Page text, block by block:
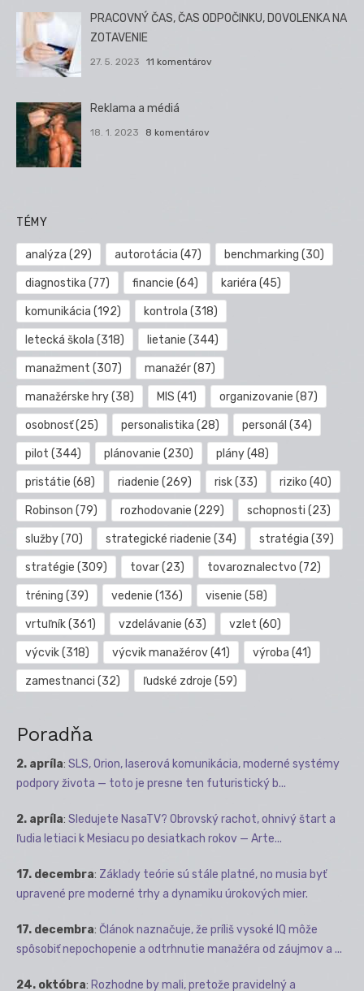
PRACOVNÝ ČAS, ČAS ODPOČINKU, DOVOLENKA NA
ZOTAVENIE
27. 5. 2023 11 komentárov
Reklama a médiá
18. 1. 2023 8 komentárov
TÉMY
analýza (29) autorotácia (47) benchmarking (30)
diagnostika (77) financie (64) kariéra (45)
komunikácia (192) kontrola (318)
letecká škola (318) lietanie (344)
manažment (307) manažér(87)
manažérske hry(38) MIS (41) organizovanie (87)
osobnosť(25) personalistika (28) personál (34)
pilot (344) plánovanie (230) plány(48)
pristátie (68) riadenie (269) risk(33) riziko (40)
Robinson (79) rozhodovanie (229) schopnosti (23)
služby(70) strategické riadenie (34) stratégia (39)
stratégie (309) tovar(23) tovaroznalectvo (72)
tréning (39) vedenie (136) visenie (58)
vrtuľník(361) vzdelávanie (63) vzlet (60)
výcvik(318) výcvik manažérov(41) výroba (41)
zamestnanci (32) ľudské zdroje (59)
Poradňa
2. apríla: SLS, Orion, laserová komunikácia, moderné systémy
podpory života — toto je presne ten futuristický b...
2. apríla: Sledujete NasaTV? Obrovský rachot, ohnivý štart a
ľudia letiaci k Mesiacu po desiatkach rokov — Arte...
17. decembra: Základy teórie sú stále platné, no musia byť
upravené pre moderné trhy a dynamiku úrokových mier.
17. decembra: Článok naznačuje, že príliš vysoké IQ môže
spôsobiť nepochopenie a odtrhnutie manažéra od záujmov a ...
24. októbra: Rozhodne by mali, pretože pravidelný a